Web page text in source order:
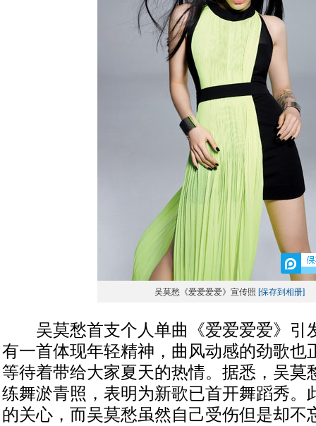
吴莫愁《爱爱爱爱》宣传照 [保存到相册]
吴莫愁首支个人单曲《爱爱爱爱》引
有一首体现年轻精神，曲风动感的劲歌也
等待着带给大家夏天的热情。据悉，吴莫
练舞淤青照，表明为新歌已首开舞蹈秀。
的关心，而吴莫愁虽然自己受伤但是却不